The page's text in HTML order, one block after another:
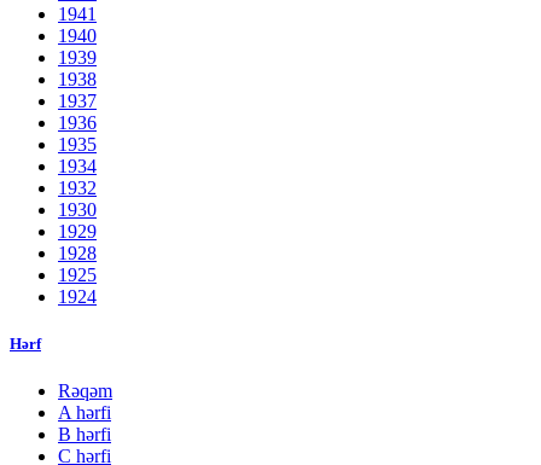
1941
1940
1939
1938
1937
1936
1935
1934
1932
1930
1929
1928
1925
1924
Hərf
Rəqəm
A hərfi
B hərfi
C hərfi